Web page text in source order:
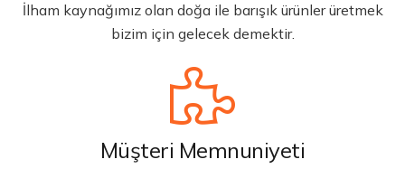
İlham kaynağımız olan doğa ile barışık ürünler üretmek
bizim için gelecek demektir.
Müşteri Memnuniyeti